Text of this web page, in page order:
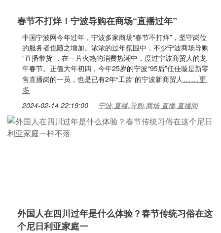
春节不打烊！宁波导购在商场“直播过年”
中国宁波网今年过年，宁波多家商场“春节不打烊”，坚守岗位
的服务者也随之增加。浓浓的过年氛围中，不少宁波商场导购
“直播带货”，在一片火热的消费热潮中，度过宁波商贸人的龙
年春节。正值大年初四，今年25岁的宁波“95后”任佳璇是新零
售直播岗的一员，也是已有2年“工龄”的宁波新商贸人……更
多
2024-02-14 22:19:00 宁波,直播,导购,商场,直播,直播间
外国人在四川过年是什么体验？春节传统习俗在这
个尼日利亚家庭一